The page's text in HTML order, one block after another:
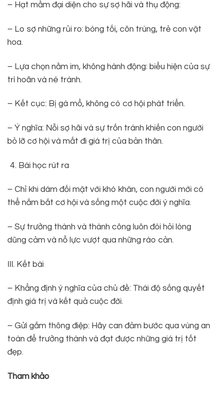
– Hạt mầm đại diện cho sự sợ hãi và thụ động:
– Lo sợ những rủi ro: bóng tối, côn trùng, trẻ con vặt
hoa.
– Lựa chọn nằm im, không hành động: biểu hiện của sự
trì hoãn và né tránh.
– Kết cục: Bị gà mổ, không có cơ hội phát triển.
– Ý nghĩa: Nỗi sợ hãi và sự trốn tránh khiến con người
bỏ lỡ cơ hội và mất đi giá trị của bản thân.
Bài học rút ra
– Chỉ khi dám đối mặt với khó khăn, con người mới có
thể nắm bắt cơ hội và sống một cuộc đời ý nghĩa.
– Sự trưởng thành và thành công luôn đòi hỏi lòng
dũng cảm và nỗ lực vượt qua những rào cản.
III. Kết bài
– Khẳng định ý nghĩa của chủ đề: Thái độ sống quyết
định giá trị và kết quả cuộc đời.
– Gửi gắm thông điệp: Hãy can đảm bước qua vùng an
toàn để trưởng thành và đạt được những giá trị tốt
đẹp.
Tham khảo